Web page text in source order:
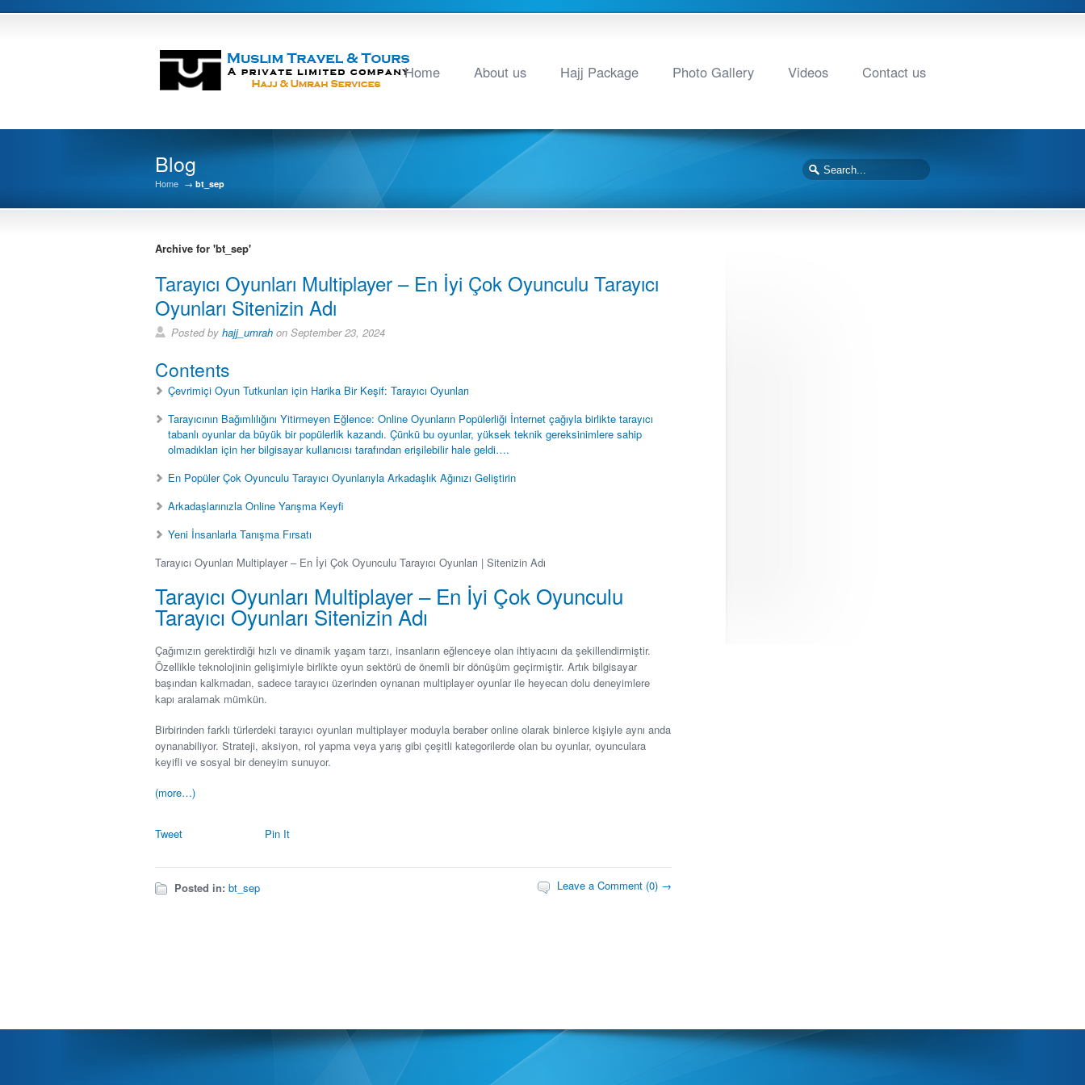
Home About us Hajj Package Photo Gallery Videos Contact us
Blog
Home → bt_sep
Archive for 'bt_sep'
Tarayıcı Oyunları Multiplayer – En İyi Çok Oyunculu Tarayıcı
Oyunları Sitenizin Adı
Posted by hajj_umrah on September 23, 2024
Contents
Çevrimiçi Oyun Tutkunları için Harika Bir Keşif: Tarayıcı Oyunları
Tarayıcının Bağımlılığını Yitirmeyen Eğlence: Online Oyunların Popülerliği İnternet çağıyla birlikte tarayıcı
tabanlı oyunlar da büyük bir popülerlik kazandı. Çünkü bu oyunlar, yüksek teknik gereksinimlere sahip
olmadıkları için her bilgisayar kullanıcısı tarafından erişilebilir hale geldi….
En Popüler Çok Oyunculu Tarayıcı Oyunlarıyla Arkadaşlık Ağınızı Geliştirin
Arkadaşlarınızla Online Yarışma Keyfi
Yeni İnsanlarla Tanışma Fırsatı
Tarayıcı Oyunları Multiplayer – En İyi Çok Oyunculu Tarayıcı Oyunları | Sitenizin Adı
Tarayıcı Oyunları Multiplayer – En İyi Çok Oyunculu
Tarayıcı Oyunları Sitenizin Adı
Çağımızın gerektirdiği hızlı ve dinamik yaşam tarzı, insanların eğlenceye olan ihtiyacını da şekillendirmiştir.
Özellikle teknolojinin gelişimiyle birlikte oyun sektörü de önemli bir dönüşüm geçirmiştir. Artık bilgisayar
başından kalkmadan, sadece tarayıcı üzerinden oynanan multiplayer oyunlar ile heyecan dolu deneyimlere
kapı aralamak mümkün.
Birbirinden farklı türlerdeki tarayıcı oyunları multiplayer moduyla beraber online olarak binlerce kişiyle aynı anda
oynanabiliyor. Strateji, aksiyon, rol yapma veya yarış gibi çeşitli kategorilerde olan bu oyunlar, oyunculara
keyifli ve sosyal bir deneyim sunuyor.
(more…)
Tweet Pin It
Posted in: bt_sep Leave a Comment (0) →